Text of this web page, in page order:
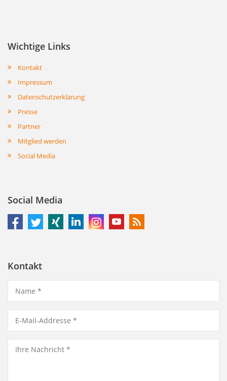
Wichtige Links
Kontakt
Impressum
Datenschutzerklärung
Presse
Partner
Mitglied werden
Social Media
Social Media
Kontakt